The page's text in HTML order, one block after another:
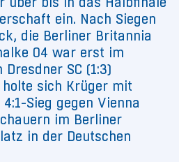
ein. Nach Siegen
die Berliner Britannia
04 war erst im
SC (1:3)
holte sich Krüger mit
Sieg gegen Vienna
im Berliner
in der Deutschen